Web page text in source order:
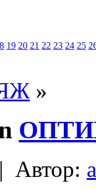
19 20 21 22 23 24 25
»
Автор: